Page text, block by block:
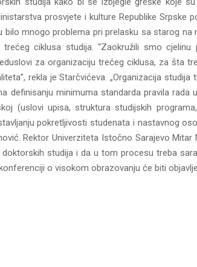
prosvjete i kulture Republike Srpske
bilo mnogo problema pri prelasku sa starog
trećeg ciklusa studija. “Zaokružili smo
za organizaciju trećeg ciklusa, za šta
rekla je Starčvićeva. „Organizacija
definisanju minimuma standarda pravila
(uslovi upisa, struktura studijskih
pokretljivosti studenata i nastavnog
Rektor Univerziteta Istočno Sarajevo
doktorskih studija i da u tom procesu treba
o visokom obrazovanju će biti